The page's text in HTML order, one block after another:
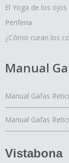
El Yoga de los ojos
Periferia
¿Cómo curan los
Manual
Manual Gafas
Manual Gafas
Vistabona